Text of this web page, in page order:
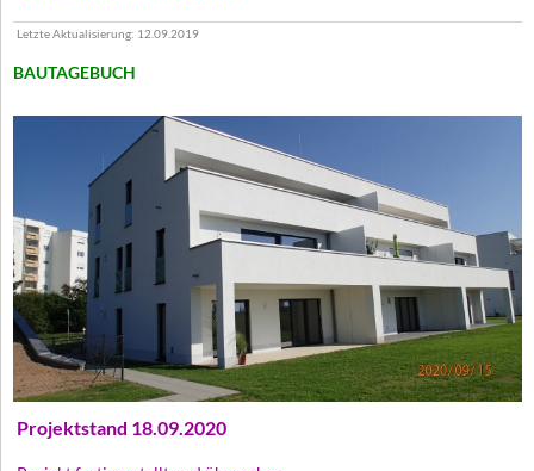
Letzte Aktualisierung: 12.09.2019
BAUTAGEBUCH
Projektstand 18.09.2020